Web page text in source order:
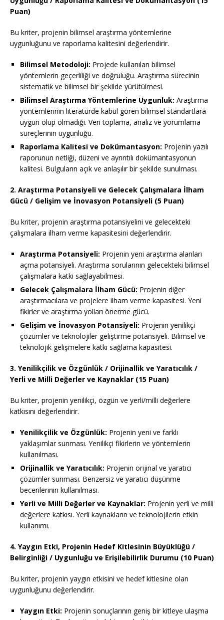
Puan)
Bu kriter, projenin bilimsel araştırma yöntemlerine
uygunluğunu ve raporlama kalitesini değerlendirir.
Bilimsel Metodoloji: Projede kullanılan bilimsel
yöntemlerin geçerliliği ve doğruluğu. Araştırma sürecinin
sistematik ve bilimsel bir şekilde yürütülmesi.
Bilimsel Araştırma Yöntemlerine Uygunluk: Araştırma
yöntemlerinin literatürde kabul gören bilimsel standartlara
uygun olup olmadığı. Veri toplama, analiz ve yorumlama
süreçlerinin uygunluğu.
Raporlama Kalitesi ve Dokümantasyon: Projenin yazılı
raporunun netliği, düzeni ve ayrıntılı dokümantasyonun
kalitesi. Bulguların açık ve anlaşılır bir şekilde sunulması.
2. Araştırma Potansiyeli ve Gelecek Çalışmalara İlham
Gücü / Gelişim ve İnovasyon Potansiyeli (5 Puan)
Bu kriter, projenin araştırma potansiyelini ve gelecekteki
çalışmalara ilham verme kapasitesini değerlendirir.
Araştırma Potansiyeli: Projenin yeni araştırma alanları
açma potansiyeli. Araştırma sorularının gelecekteki bilimsel
çalışmalara katkı sağlayabilmesi.
Gelecek Çalışmalara İlham Gücü: Projenin diğer
araştırmacılara ve projelere ilham verme kapasitesi. Yeni
fikirler ve araştırma yolları önerme gücü.
Gelişim ve İnovasyon Potansiyeli: Projenin yenilikçi
çözümler ve teknolojiler geliştirme potansiyeli. Bilimsel ve
teknolojik gelişmelere katkı sağlama kapasitesi.
3. Yenilikçilik ve Özgünlük / Orijinallik ve Yaratıcılık /
Yerli ve Milli Değerler ve Kaynaklar (15 Puan)
Bu kriter, projenin yenilikçi, özgün ve yerli/milli değerlere
katkısını değerlendirir.
Yenilikçilik ve Özgünlük: Projenin yeni ve farklı
yaklaşımlar sunması. Yenilikçi fikirlerin ve yöntemlerin
kullanılması.
Orijinallik ve Yaratıcılık: Projenin orijinal ve yaratıcı
çözümler sunması. Benzersiz ve yaratıcı düşünme
becerilerinin kullanılması.
Yerli ve Milli Değerler ve Kaynaklar: Projenin yerli ve milli
değerlere katkısı. Yerli kaynakların ve teknolojilerin etkin
kullanımı.
4. Yaygın Etki, Projenin Hedef Kitlesinin Büyüklüğü /
Belirginliği / Uygunluğu ve Erişilebilirlik Durumu (10 Puan)
Bu kriter, projenin yaygın etkisini ve hedef kitlesine olan
uygunluğunu değerlendirir.
Yaygın Etki: Projenin sonuçlarının geniş bir kitleye ulaşma